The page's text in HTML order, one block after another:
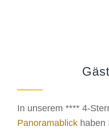
In unserem **** 4-
Panoramablickhaben